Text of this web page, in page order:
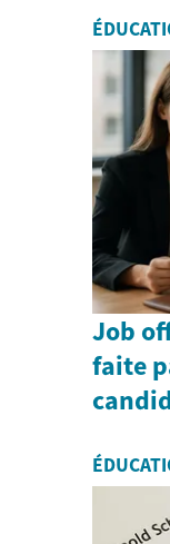
Job
faite